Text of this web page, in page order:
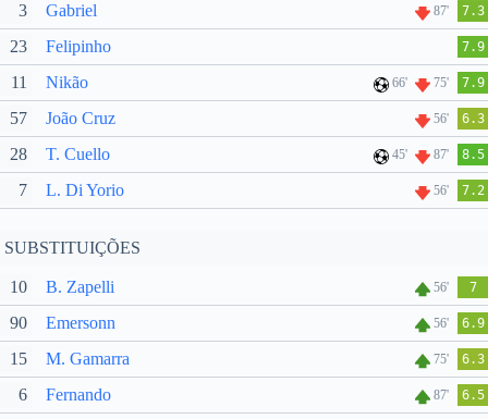
3 Gabriel 87' 7.3
23 Felipinho 7.9
11 Nikão 66' 75' 7.9
57 João Cruz 56' 6.3
28 T. Cuello 45' 87' 8.5
7 L. Di Yorio 56' 7.2
SUBSTITUIÇÕES
10 B. Zapelli 56' 7
90 Emersonn 56' 6.9
15 M. Gamarra 75' 6.3
6 Fernando 87' 6.5